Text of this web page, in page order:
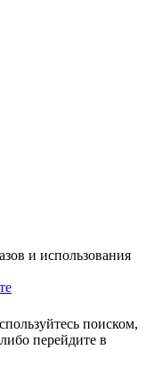
и использования
поиском,
перейдите в